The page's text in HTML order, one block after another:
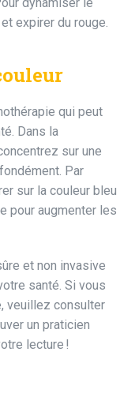
expirer du rouge.
qui peut
Dans la
sur une
Par
sur la couleur bleu
pour augmenter les
et non invasive
santé. Si vous
veuillez consulter
un praticien
lecture !